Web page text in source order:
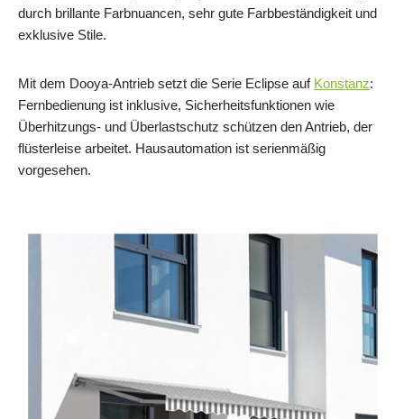
durch brillante Farbnuancen, sehr gute Farbbeständigkeit und
exklusive Stile.
Mit dem Dooya-Antrieb setzt die Serie Eclipse auf Konstanz:
Fernbedienung ist inklusive, Sicherheitsfunktionen wie
Überhitzungs- und Überlastschutz schützen den Antrieb, der
flüsterleise arbeitet. Hausautomation ist serienmäßig
vorgesehen.